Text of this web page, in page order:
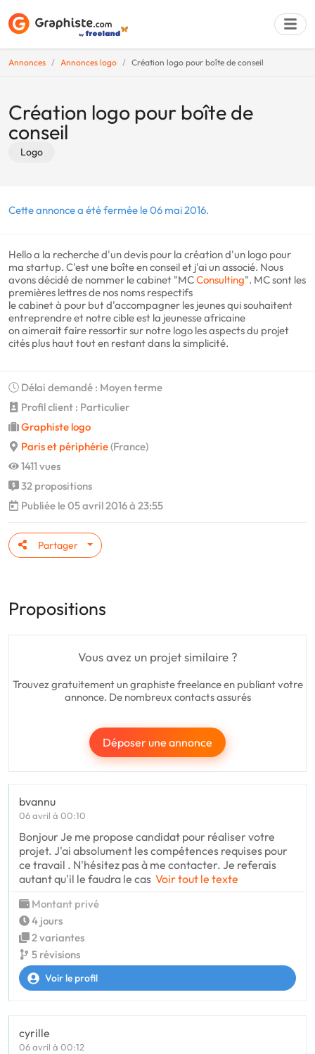
Annonces Annonces logo Création logo pour boîte de conseil
Création logo pour boîte de
conseil
Logo
Cette annonce a été fermée le 06 mai 2016.
Hello a la recherche d'un devis pour la création d'un logo pour
ma startup. C'est une boîte en conseil et j'ai un associé. Nous
avons décidé de nommer le cabinet "MCConsulting". MC sont les
premières lettres de nos noms respectifs
le cabinet à pour but d'accompagner les jeunes qui souhaitent
entreprendre et notre cible est la jeunesse africaine
on aimerait faire ressortir sur notre logo les aspects du projet
cités plus haut tout en restant dans la simplicité.
Délai demandé : Moyen terme
Profil client : Particulier
Graphiste logo
Paris et périphérie(France)
1411 vues
32 propositions
Publiée le 05 avril 2016 à 23:55
Partager
Propositions
Vous avez un projet similaire ?
Trouvez gratuitement un graphiste freelance en publiant votre
annonce. De nombreux contacts assurés
Déposer une annonce
bvannu
06 avril à 00:10
Bonjour Je me propose candidat pour réaliser votre
projet. J'ai absolument les compétences requises pour
ce travail . N'hésitez pas à me contacter. Je referais
autant qu'il le faudra le cas Voir tout le texte
Montant privé
4 jours
2 variantes
5 révisions
Voir le profil
cyrille
06 avril à 00:12